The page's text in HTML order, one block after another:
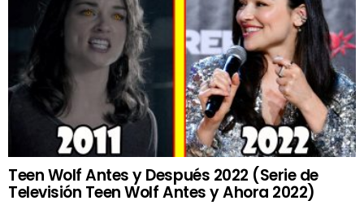
Teen Wolf Antes y Después 2022 (Serie de
Televisión Teen Wolf Antes y Ahora 2022)